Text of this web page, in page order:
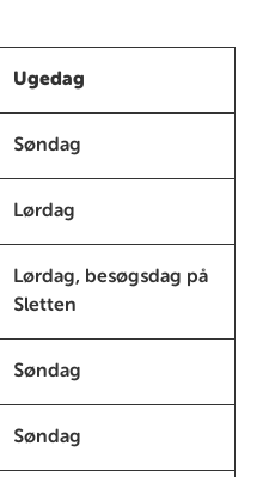
Ugedag
Søndag
Lørdag
Lørdag, besøgsdag på
Sletten
Søndag
Søndag